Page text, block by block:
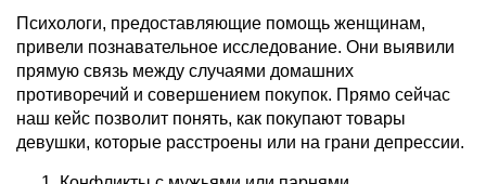
Психологи, предоставляющие помощь женщинам,
привели познавательное исследование. Они выявили
прямую связь между случаями домашних
противоречий и совершением покупок. Прямо сейчас
наш кейс позволит понять, как покупают товары
девушки, которые расстроены или на грани депрессии.